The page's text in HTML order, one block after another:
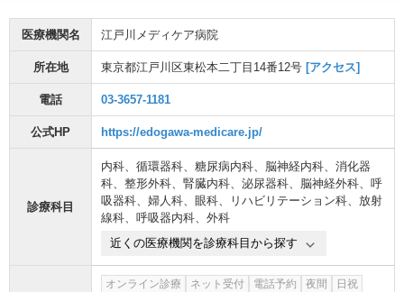
医療機関名 江戸川メディケア病院
所在地 東京都江戸川区東松本二丁目14番12号 [アクセス]
電話 03-3657-1181
公式HP https://edogawa-medicare.jp/
診療科目
内科、 循環器科、 糖尿病内科、 脳神経内科、 消化器
科、 整形外科、 腎臓内科、 泌尿器科、 脳神経外科、 呼
吸器科、 婦人科、 眼科、 リハビリテーション科、 放射
線科、 呼吸器内科、 外科
近くの医療機関を診療科目から探す
オンライン診療 ネット受付 電話予約 夜間
日祝